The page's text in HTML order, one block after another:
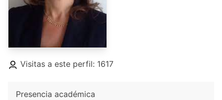
Visitas a este perfil: 1617
Presencia académica